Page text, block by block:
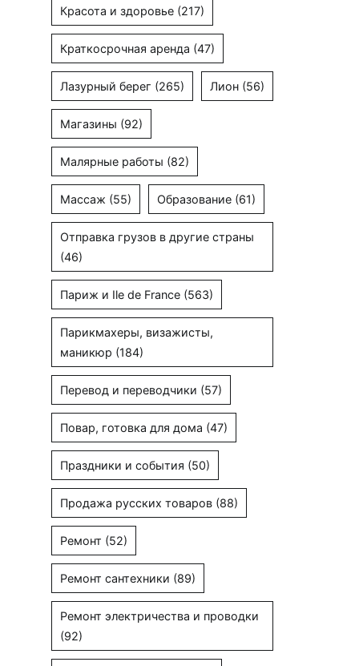
Красота и здоровье (217)
Краткосрочная аренда (47)
Лазурный берег (265) Лион (56)
Магазины (92)
Малярные работы (82)
Массаж (55) Образование (61)
Отправка грузов в другие страны
(46)
Париж и Ile de France (563)
Парикмахеры, визажисты,
маникюр (184)
Перевод и переводчики (57)
Повар, готовка для дома (47)
Праздники и события (50)
Продажа русских товаров (88)
Ремонт (52)
Ремонт сантехники (89)
Ремонт электричества и проводки
(92)